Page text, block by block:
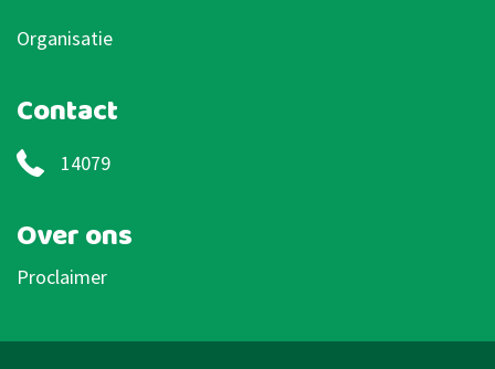
Organisatie
Contact
14079
Over ons
Proclaimer